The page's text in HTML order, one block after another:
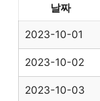
날짜
2023-10-01
2023-10-02
2023-10-03